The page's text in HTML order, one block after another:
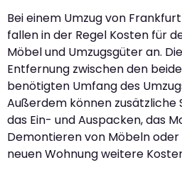
Bei einem Umzug von
fallen in der Regel Kosten für
Möbel und Umzugsgüter an.
Entfernung zwischen den
benötigten Umfang des
Außerdem können zusätzliche
das Ein- und Auspacken, das
Demontieren von Möbeln
neuen Wohnung weitere